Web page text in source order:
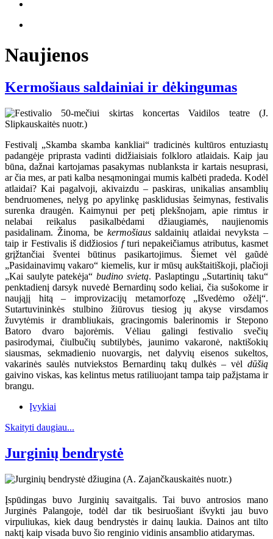
Naujienos
Kermošiaus saldainiai ir dėkingumas
Festivalį „Skamba skamba kankliai“ tradicinės kultūros entuziastų
padangėje priprasta vadinti didžiaisiais folkloro atlaidais. Kaip jau
būna, dažnai kartojamas pasakymas nublanksta ir kartais nesuprasi,
ar čia mes, ar pati kalba nesąmoningai mumis kalbėti pradeda. Kodėl
atlaidai? Kai pagalvoji, akivaizdu – paskiras, unikalias ansamblių
bendruomenes, nelyg po apylinkę pasklidusias šeimynas, festivalis
surenka draugėn. Kaimynui per petį plekšnojam, apie rimtus ir
nelabai reikalus pasikalbėdami džiaugiamės, naujienomis
pasidalinam. Žinoma, be kermošiaussaldainių atlaidai nevyksta –
taip ir Festivalis iš didžiosios fturi nepakeičiamus atributus, kasmet
grįžtančiai šventei būtinus pasikartojimus. Šiemet vėl gaũdė
„Pasidainavimų vakaro“ kiemelis, kur ir mūsų aukštaitiškoji, plačioji
„Kai saulyte patekėja“budino svietą. Paslaptingu „Sutartinių taku“
penktadienį darsyk nuvedė Bernardinų sodo keliai, čia sušokome ir
naująjį hitą – improvizacijų metamorfozę „Išvedėmo ožėlį“.
Sutartuvininkės stulbino žiūrovus tiesiog jų akyse virsdamos
žuvytėmis ir drambliukais, gracingomis balerinomis ir Stepono
Batoro dvaro bajorėmis. Vėliau galingi festivalio svečių
pasirodymai, čiulbučių subtilybės, jaunimo vakaronė, naktišokių
siausmas, sekmadienio nuovargis, net dalyvių eisenos sukeltos,
vakarinės saulės nutviekstos Bernardinų takų dulkės – vėl dūšią
gaivino viskas, kas kelintus metus ratiliuojant tampa taip pažįstama ir
brangu.
Įvykiai
Skaityti daugiau...
Jurginių bendrystė
Įspūdingas buvo Jurginių savaitgalis. Tai buvo antrosios mano
Jurginės Palangoje, todėl dar tik besiruošiant išvykti jau buvo
virpuliukas, kiek daug bendrystės ir dainų laukia. Dainos ant tilto
naktį kaip visada buvo šio renginio vidinis ansamblio atidarymas.